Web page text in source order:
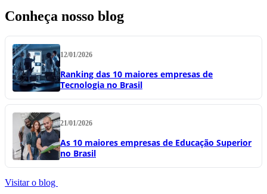
Conheça nosso blog
12/01/2026
Ranking das 10 maiores empresas de
Tecnologia no Brasil
21/01/2026
As 10 maiores empresas de Educação Superior
no Brasil
Visitar o blog